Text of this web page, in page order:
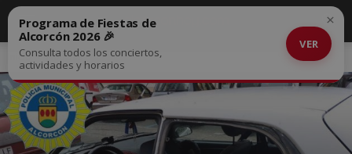
Inicio Noticias
Programa de Fiestas de
Alcorcón 2026 🎉
Consulta todos los conciertos,
actividades y horarios
VER
×